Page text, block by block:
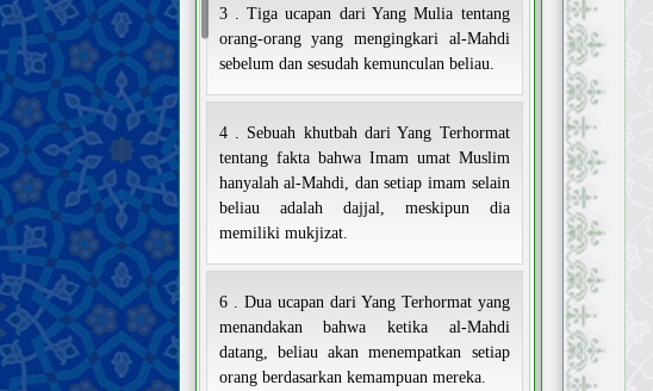
3 . Tiga ucapan dari Yang Mulia tentang
orang-orang yang mengingkari al-Mahdi
sebelum dan sesudah kemunculan beliau.
4 . Sebuah khutbah dari Yang Terhormat
tentang fakta bahwa Imam umat Muslim
hanyalah al-Mahdi, dan setiap imam selain
beliau adalah dajjal, meskipun dia
memiliki mukjizat.
6 . Dua ucapan dari Yang Terhormat yang
menandakan bahwa ketika al-Mahdi
datang, beliau akan menempatkan setiap
orang berdasarkan kemampuan mereka.